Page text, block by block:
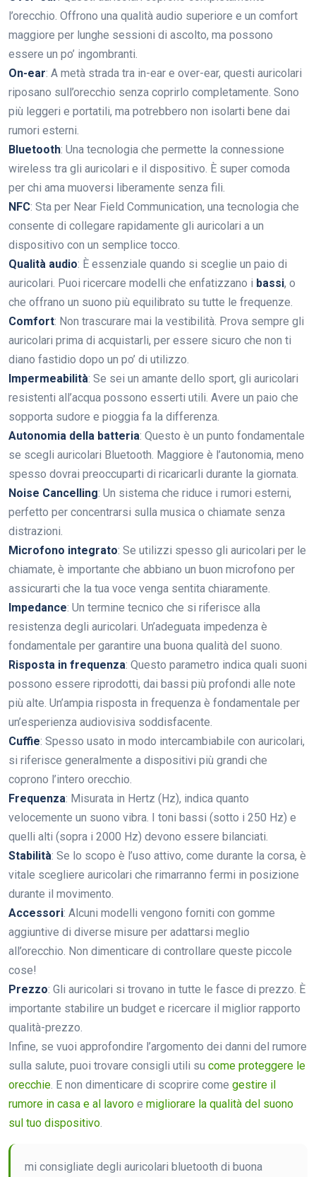
l’orecchio. Offrono una qualità audio superiore e un comfort
maggiore per lunghe sessioni di ascolto, ma possono
essere un po’ ingombranti.
On-ear: A metà strada tra in-ear e over-ear, questi auricolari
riposano sull’orecchio senza coprirlo completamente. Sono
più leggeri e portatili, ma potrebbero non isolarti bene dai
rumori esterni.
Bluetooth: Una tecnologia che permette la connessione
wireless tra gli auricolari e il dispositivo. È super comoda
per chi ama muoversi liberamente senza fili.
NFC: Sta per Near Field Communication, una tecnologia che
consente di collegare rapidamente gli auricolari a un
dispositivo con un semplice tocco.
Qualità audio: È essenziale quando si sceglie un paio di
auricolari. Puoi ricercare modelli che enfatizzano i bassi, o
che offrano un suono più equilibrato su tutte le frequenze.
Comfort: Non trascurare mai la vestibilità. Prova sempre gli
auricolari prima di acquistarli, per essere sicuro che non ti
diano fastidio dopo un po’ di utilizzo.
Impermeabilità: Se sei un amante dello sport, gli auricolari
resistenti all’acqua possono esserti utili. Avere un paio che
sopporta sudore e pioggia fa la differenza.
Autonomia della batteria: Questo è un punto fondamentale
se scegli auricolari Bluetooth. Maggiore è l’autonomia, meno
spesso dovrai preoccuparti di ricaricarli durante la giornata.
Noise Cancelling: Un sistema che riduce i rumori esterni,
perfetto per concentrarsi sulla musica o chiamate senza
distrazioni.
Microfono integrato: Se utilizzi spesso gli auricolari per le
chiamate, è importante che abbiano un buon microfono per
assicurarti che la tua voce venga sentita chiaramente.
Impedance: Un termine tecnico che si riferisce alla
resistenza degli auricolari. Un’adeguata impedenza è
fondamentale per garantire una buona qualità del suono.
Risposta in frequenza: Questo parametro indica quali suoni
possono essere riprodotti, dai bassi più profondi alle note
più alte. Un’ampia risposta in frequenza è fondamentale per
un’esperienza audiovisiva soddisfacente.
Cuffie: Spesso usato in modo intercambiabile con auricolari,
si riferisce generalmente a dispositivi più grandi che
coprono l’intero orecchio.
Frequenza: Misurata in Hertz (Hz), indica quanto
velocemente un suono vibra. I toni bassi (sotto i 250 Hz) e
quelli alti (sopra i 2000 Hz) devono essere bilanciati.
Stabilità: Se lo scopo è l’uso attivo, come durante la corsa, è
vitale scegliere auricolari che rimarranno fermi in posizione
durante il movimento.
Accessori: Alcuni modelli vengono forniti con gomme
aggiuntive di diverse misure per adattarsi meglio
all’orecchio. Non dimenticare di controllare queste piccole
cose!
Prezzo: Gli auricolari si trovano in tutte le fasce di prezzo. È
importante stabilire un budget e ricercare il miglior rapporto
qualità-prezzo.
Infine, se vuoi approfondire l’argomento dei danni del rumore
sulla salute, puoi trovare consigli utili su come proteggere le
orecchie. E non dimenticare di scoprire come gestire il
rumore in casa e al lavoro e migliorare la qualità del suono
sul tuo dispositivo.
mi consigliate degli auricolari bluetooth di buona